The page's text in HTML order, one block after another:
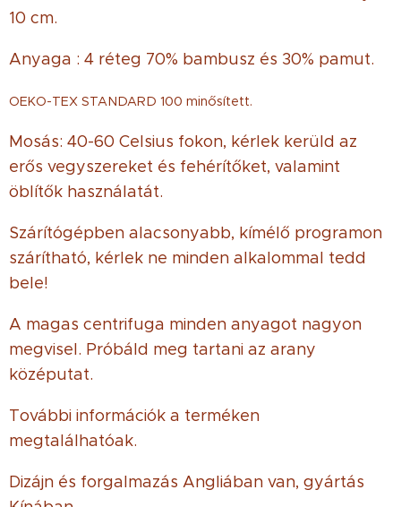
10 cm.
Anyaga : 4 réteg 70% bambusz és 30% pamut.
OEKO-TEX STANDARD 100 minősített.
Mosás: 40-60 Celsius fokon, kérlek kerüld az
erős vegyszereket és fehérítőket, valamint
öblítők használatát.
Szárítógépben alacsonyabb, kímélő programon
szárítható, kérlek ne minden alkalommal tedd
bele!
A magas centrifuga minden anyagot nagyon
megvisel. Próbáld meg tartani az arany
középutat.
További információk a terméken
megtalálhatóak.
Dizájn és forgalmazás Angliában van, gyártás